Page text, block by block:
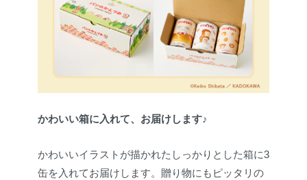
かわいい箱に入れて、お届けします♪
かわいいイラストが描かれたしっかりとした箱に3
缶を入れてお届けします。贈り物にもピッタリの